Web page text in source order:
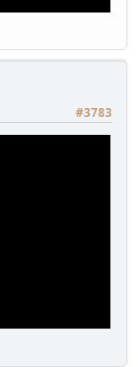
#3783